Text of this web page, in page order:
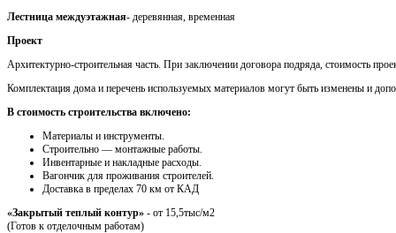
Лестница междуэтажная- деревянная, временная
Проект
Архитектурно-строительная часть. При заключении договора подряда, стоимость
Комплектация дома и перечень используемых материалов могут быть изменены и
В стоимость строительства включено:
Материалы и инструменты.
Cтроительно — монтажные работы.
Инвентарные и накладные расходы.
Вагончик для проживания строителей.
Доставка в пределах 70 км от КАД
«Закрытый теплый контур» - от 15,5тыс/м2
(Готов к отделочным работам)